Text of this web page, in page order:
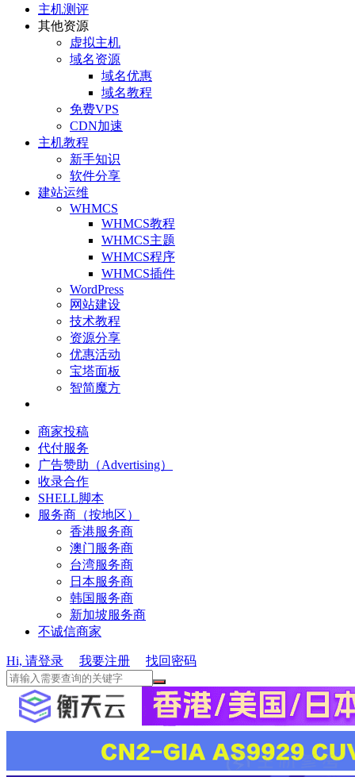
主机测评
其他资源
虚拟主机
域名资源
域名优惠
域名教程
免费VPS
CDN加速
主机教程
新手知识
软件分享
建站运维
WHMCS
WHMCS教程
WHMCS主题
WHMCS程序
WHMCS插件
WordPress
网站建设
技术教程
资源分享
优惠活动
宝塔面板
智简魔方
商家投稿
代付服务
广告赞助（Advertising）
收录合作
SHELL脚本
服务商（按地区）
香港服务商
澳门服务商
台湾服务商
日本服务商
韩国服务商
新加坡服务商
不诚信商家
Hi, 请登录 我要注册 找回密码